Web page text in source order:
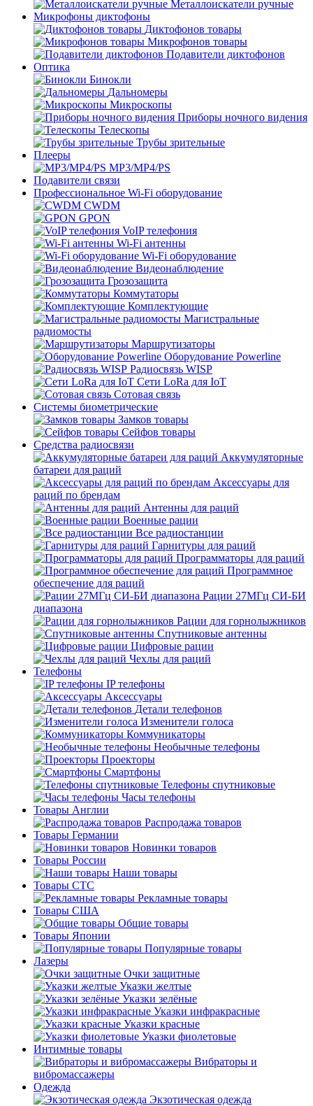
Металлоискатели ручные
Микрофоны диктофоны
Диктофонов товары
Микрофонов товары
Подавители диктофонов
Оптика
Бинокли
Дальномеры
Микроскопы
Приборы ночного видения
Телескопы
Трубы зрительные
Плееры
MP3/MP4/PS
Подавители связи
Профессиональное Wi-Fi оборудование
CWDM
GPON
VoIP телефония
Wi-Fi антенны
Wi-Fi оборудование
Видеонаблюдение
Грозозащита
Коммутаторы
Комплектующие
Магистральные
радиомосты
Маршрутизаторы
Оборудование Powerline
Радиосвязь WISP
Сети LoRa для IoT
Сотовая связь
Системы биометрические
Замков товары
Сейфов товары
Средства радиосвязи
Аккумуляторные
батареи для раций
Аксессуары для
раций по брендам
Антенны для раций
Военные рации
Все радиостанции
Гарнитуры для раций
Программаторы для раций
Программное
обеспечение для раций
Рации 27МГц СИ-БИ
диапазона
Рации для горнолыжников
Спутниковые антенны
Цифровые рации
Чехлы для раций
Телефоны
IP телефоны
Аксессуары
Детали телефонов
Изменители голоса
Коммуникаторы
Необычные телефоны
Проекторы
Смартфоны
Телефоны спутниковые
Часы телефоны
Товары Англии
Распродажа товаров
Товары Германии
Новинки товаров
Товары России
Наши товары
Товары СТС
Рекламные товары
Товары США
Общие товары
Товары Японии
Популярные товары
Лазеры
Очки защитные
Указки желтые
Указки зелёные
Указки инфракрасные
Указки красные
Указки фиолетовые
Интимные товары
Вибраторы и
вибромассажеры
Одежда
Экзотическая одежда